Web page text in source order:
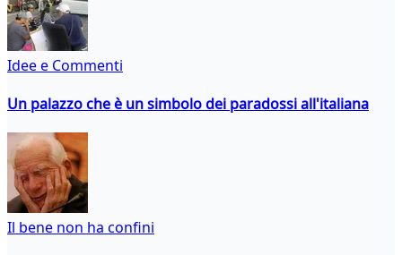
Idee e Commenti
Un palazzo che è un simbolo dei paradossi all'italiana
Il bene non ha confini